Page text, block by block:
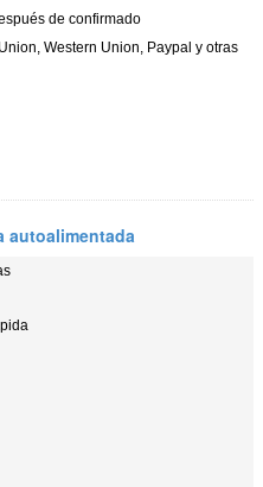
de confirmado
Western Union, Paypal y otras
autoalimentada